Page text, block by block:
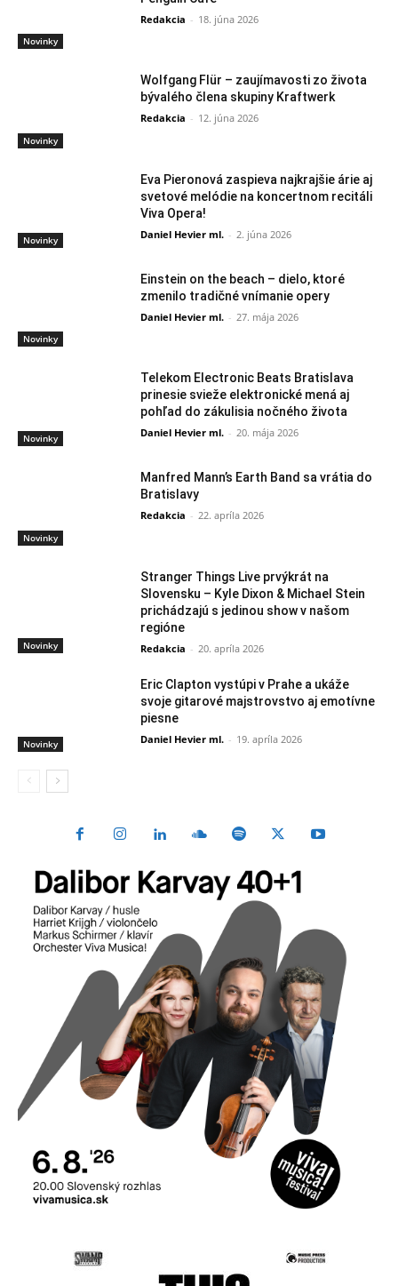
Novinky
Redakcia - 18. júna 2026
Novinky
Wolfgang Flür – zaujímavosti zo života
bývalého člena skupiny Kraftwerk
Redakcia - 12. júna 2026
Novinky
Eva Pieronová zaspieva najkrajšie árie aj
svetové melódie na koncertnom recitáli
Viva Opera!
Daniel Hevier ml. - 2. júna 2026
Novinky
Einstein on the beach – dielo, ktoré
zmenilo tradičné vnímanie opery
Daniel Hevier ml. - 27. mája 2026
Novinky
Telekom Electronic Beats Bratislava
prinesie svieže elektronické mená aj
pohľad do zákulisia nočného života
Daniel Hevier ml. - 20. mája 2026
Novinky
Manfred Mann’s Earth Band sa vrátia do
Bratislavy
Redakcia - 22. apríla 2026
Novinky
Stranger Things Live prvýkrát na
Slovensku – Kyle Dixon & Michael Stein
prichádzajú s jedinou show v našom
regióne
Redakcia - 20. apríla 2026
Novinky
Eric Clapton vystúpi v Prahe a ukáže
svoje gitarové majstrovstvo aj emotívne
piesne
Daniel Hevier ml. - 19. apríla 2026